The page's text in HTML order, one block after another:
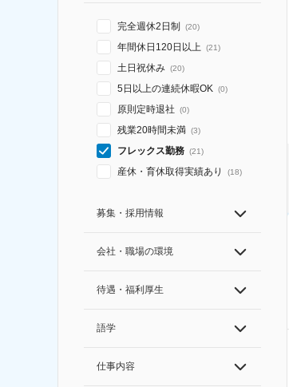
完全週休2日制 (20)
年間休日120日以上 (21)
土日祝休み (20)
5日以上の連続休暇OK (0)
原則定時退社 (0)
残業20時間未満 (3)
フレックス勤務 (21)
産休・育休取得実績あり (18)
募集・採用情報
会社・職場の環境
待遇・福利厚生
語学
仕事内容